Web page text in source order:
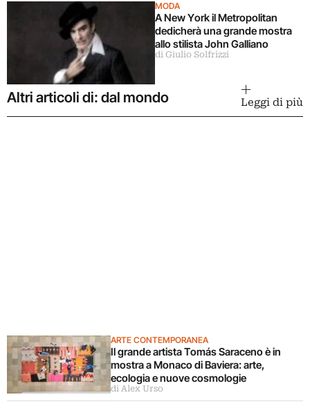
MODA
A New York il Metropolitan
dedicherà una grande mostra
allo stilista John Galliano
di Giulio Solfrizzi
Altri articoli di: dal mondo Leggi di più
ARTE CONTEMPORANEA
Il grande artista Tomás Saraceno è in
mostra a Monaco di Baviera: arte,
ecologia e nuove cosmologie
di Alex Urso